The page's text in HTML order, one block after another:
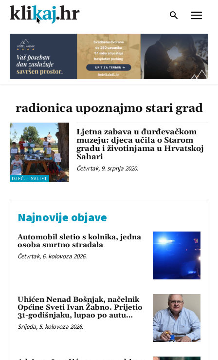
radionica upoznajmo stari grad
DJEČJI SVIJET
Ljetna zabava u đurđevačkom
muzeju: djeca učila o Starom
gradu i životinjama u Hrvatskoj
Sahari
Četvrtak, 9. srpnja 2020.
Najnovije objave
Automobil sletio s kolnika, jedna
osoba smrtno stradala
Četvrtak, 6. kolovoza 2026.
Uhićen Nenad Bošnjak, načelnik
Općine Sveti Ivan Žabno. Prijetio
31-godišnjaku, lupao po autu…
Srijeda, 5. kolovoza 2026.